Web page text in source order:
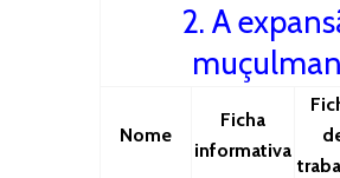
2. A
Nome
Ficha
informativa